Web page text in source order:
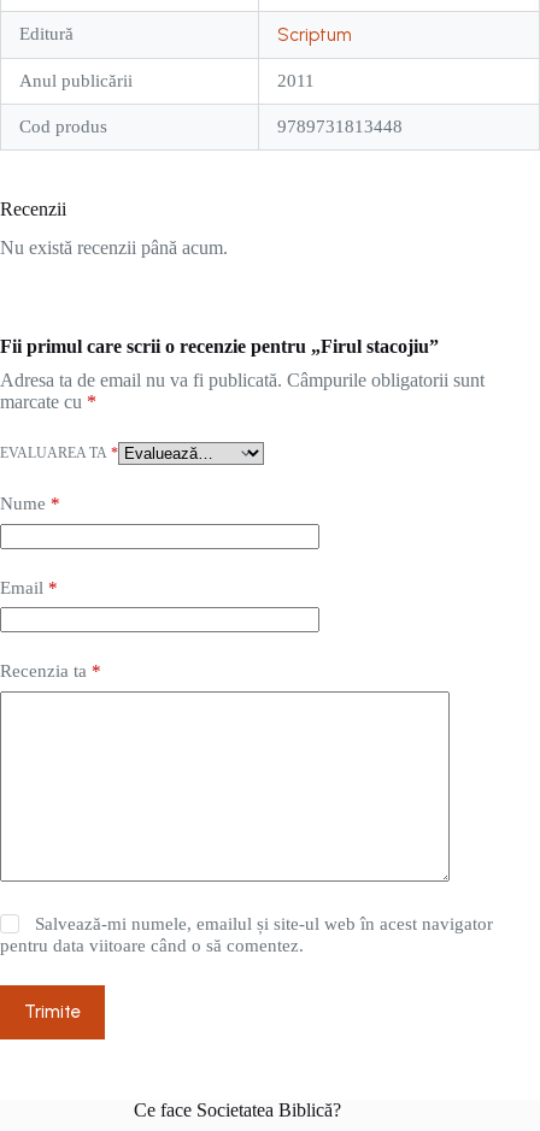
Editură Scriptum
Anul publicării 2011
Cod produs 9789731813448
Recenzii
Nu există recenzii până acum.
Fii primul care scrii o recenzie pentru „Firul stacojiu”
Adresa ta de email nu va fi publicată. Câmpurile obligatorii sunt
marcate cu *
EVALUAREA TA *
Nume *
Email *
Recenzia ta *
Salvează-mi numele, emailul și site-ul web în acest navigator
pentru data viitoare când o să comentez.
Trimite
Ce face Societatea Biblică?